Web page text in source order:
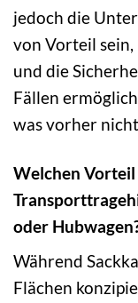
jedoch die
von Vorteil
und die
Fällen
was vorher
Welchen
oder
Während
Flächen